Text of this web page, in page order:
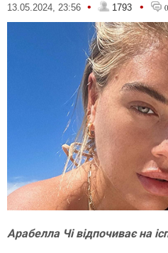
13.05.2024, 23:56 • 1793 • 0
Арабелла Чі відпочиває на